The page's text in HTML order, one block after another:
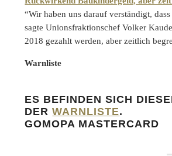
“Wir haben uns darauf verständigt,
sagte Unionsfraktionschef Volker
2018 gezahlt werden, aber zeitlich
Warnliste
ES BEFINDEN SICH
DERWARNLISTE.
GOMOPA MASTERCARD